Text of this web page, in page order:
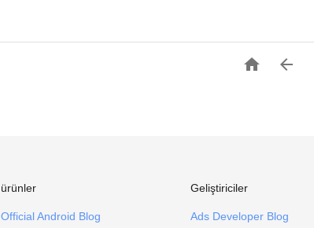
 
ürünler
Official Android Blog
Geliştiriciler
Ads Developer Blog